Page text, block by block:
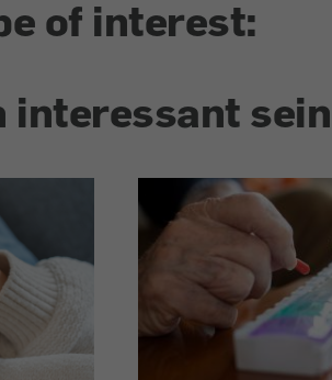
of interest:
interessant